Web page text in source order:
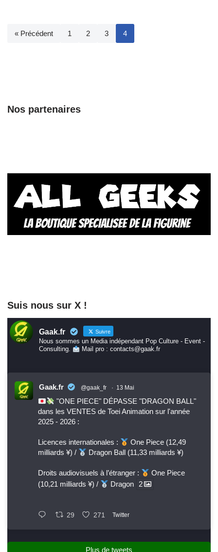
« Précédent 1 2 3 4
Nos partenaires
Suis nous sur X !
Gaak.fr Suivre
Nous sommes un Media indépendant Pop Culture - Event -
Consulting.
Mail pro : contacts@gaak.fr
Gaak.fr @gaak_fr · 13 Mai
"ONE PIECE" DÉPASSE "DRAGON BALL"
dans les VENTES de Toei Animation sur l'année
2025 - 2026 :
Licences internationales :
One Piece (12,49
milliards ¥) /
Dragon Ball (11,33 milliards ¥)
Droits audiovisuels à l’étranger :
One Piece
(10,21 milliards ¥) /
Dragon 2
29 271 Twitter
Plus de tweets